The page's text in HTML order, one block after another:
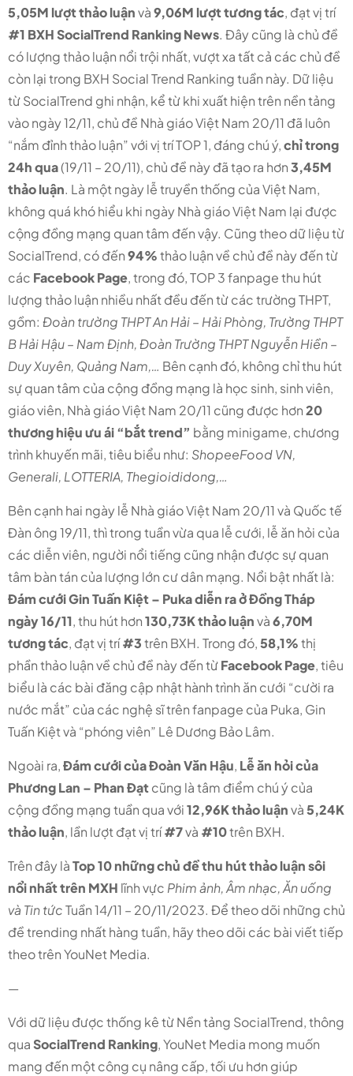
5,05M lượt thảo luậnvà9,06M lượt tương tác, đạt vị trí
#1 BXH SocialTrend Ranking News. Đây cũng là chủ đề
có lượng thảo luận nổi trội nhất, vượt xa tất cả các chủ đề
còn lại trong BXH Social Trend Ranking tuần này. Dữ liệu
từ SocialTrend ghi nhận, kể từ khi xuất hiện trên nền tảng
vào ngày 12/11, chủ đề Nhà giáo Việt Nam 20/11 đã luôn
“nắm đỉnh thảo luận” với vị trí TOP 1, đáng chú ý,chỉ trong
24h qua(19/11 – 20/11), chủ đề này đã tạo ra hơn3,45M
thảo luận. Là một ngày lễ truyền thống của Việt Nam,
không quá khó hiểu khi ngày Nhà giáo Việt Nam lại được
cộng đồng mạng quan tâm đến vậy. Cũng theo dữ liệu từ
SocialTrend, có đến94%thảo luận về chủ đề này đến từ
các Facebook Page, trong đó, TOP 3 fanpage thu hút
lượng thảo luận nhiều nhất đều đến từ các trường THPT,
gồm: Đoàn trường THPT An Hải – Hải Phòng, Trường THPT
B Hải Hậu – Nam Định, Đoàn Trường THPT Nguyễn Hiền –
Duy Xuyên, Quảng Nam,… Bên cạnh đó, không chỉ thu hút
sự quan tâm của cộng đồng mạng là học sinh, sinh viên,
giáo viên, Nhà giáo Việt Nam 20/11 cũng được hơn20
thương hiệu ưu ái “bắt trend” bằng minigame, chương
trình khuyến mãi, tiêu biểu như: ShopeeFood VN,
Generali, LOTTERIA, Thegioididong,…
Bên cạnh hai ngày lễ Nhà giáo Việt Nam 20/11 và Quốc tế
Đàn ông 19/11, thì trong tuần vừa qua lễ cưới, lễ ăn hỏi của
các diễn viên, người nổi tiếng cũng nhận được sự quan
tâm bàn tán của lượng lớn cư dân mạng. Nổi bật nhất là:
Đám cưới Gin Tuấn Kiệt – Puka diễn ra ở Đồng Tháp
ngày 16/11, thu hút hơn130,73K thảo luậnvà6,70M
tương tác, đạt vị trí#3trên BXH. Trong đó,58,1%thị
phần thảo luận về chủ đề này đến từFacebook Page, tiêu
biểu là các bài đăng cập nhật hành trình ăn cưới “cười ra
nước mắt” của các nghệ sĩ trên fanpage của Puka, Gin
Tuấn Kiệt và “phóng viên” Lê Dương Bảo Lâm.
Ngoài ra,Đám cưới của Đoàn Văn Hậu, Lễ ăn hỏi của
Phương Lan – Phan Đạtcũng là tâm điểm chú ý của
cộng đồng mạng tuần qua với12,96K thảo luậnvà5,24K
thảo luận, lần lượt đạt vị trí#7và #10trên BXH.
Trên đây làTop 10 những chủ đề thu hút thảo luận sôi
nổi nhất trên MXH lĩnh vực Phim ảnh, Âm nhạc, Ăn uống
và Tin tứcTuần 14/11 – 20/11/2023. Để theo dõi những chủ
đề trending nhất hàng tuần, hãy theo dõi các bài viết tiếp
theo trên YouNet Media.
—
Với dữ liệu được thống kê từ Nền tảng SocialTrend, thông
quaSocialTrend Ranking, YouNet Media mong muốn
mang đến một công cụ nâng cấp, tối ưu hơn giúp